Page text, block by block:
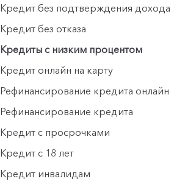
Кредит без подтверждения дохода
Кредит без отказа
Кредиты с низким процентом
Кредит онлайн на карту
Рефинансирование кредита онлайн
Рефинансирование кредита
Кредит с просрочками
Кредит с 18 лет
Кредит инвалидам